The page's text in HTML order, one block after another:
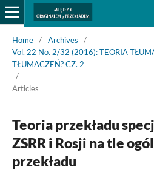
Home / Archives
/
Vol. 22 No. 2/32 (2016): TEORIA
TŁUMACZEŃ? CZ. 2
/
Articles
Teoria przekładu
ZSRR i Rosji na tle
przekładu